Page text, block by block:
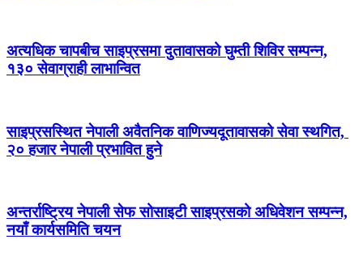
अत्यधिक चापबीच साइप्रसमा दुतावासको घुम्ती शिविर सम्पन्न,
१३० सेवाग्राही लाभान्वित
साइप्रसस्थित नेपाली अवैतनिक वाणिज्यदूतावासको सेवा स्थगित,
२० हजार नेपाली प्रभावित हुने
अन्तर्राष्ट्रिय नेपाली सेफ सोसाइटी साइप्रसको अधिवेशन सम्पन्न,
नयाँ कार्यसमिति चयन